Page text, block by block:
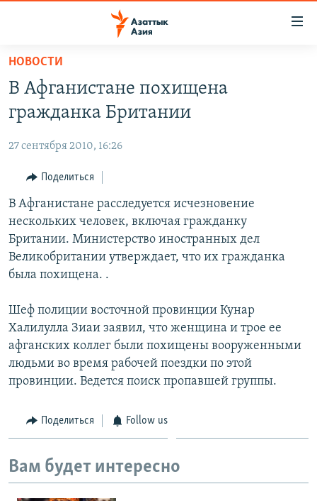
Вернуться
основному
содержанию
Вернутся
навигации
Вернутся
поиску
ЦЕНТРАЛЬНАЯ АЗИЯ
КАЗАХСТАН
УЗБЕКИСТАН
ТАДЖИКИСТАН
НОВОСТИ
ВОЙНА В УКРАИНЕ
НА ДРУГИХ ЯЗЫКАХ
ҚАЗАҚША
КЫРГЫЗЧА
ТОҶИКӢ
TÜRKMENÇE
Все сайты РСЕ/РС
НОВОСТИ
В Афганистане похищена
гражданка Британии
27 сентября 2010, 16:26
Поделиться
В Афганистане расследуется исчезновение
нескольких человек, включая гражданку
Британии. Министерство иностранных дел
Великобритании утверждает, что их гражданка
была похищена. .
Шеф полиции восточной провинции Кунар
Халилулла Зиаи заявил, что женщина и трое ее
афганских коллег были похищены вооруженными
людьми во время рабочей поездки по этой
провинции. Ведется поиск пропавшей группы.
Поделиться Follow us
Вам будет интересно